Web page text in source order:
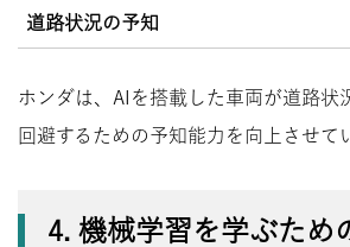
道路状況の予知
ホンダは、AIを搭載した車両が道路状
回避するための予知能力を向上させて
4. 機械学習を学ぶため